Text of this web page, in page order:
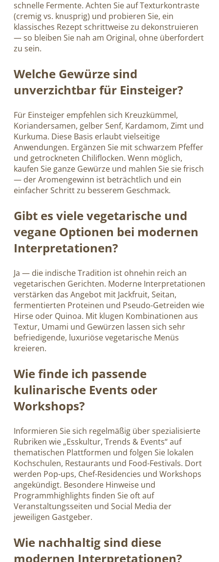
schnelle Fermente. Achten Sie auf Texturkontraste
(cremig vs. knusprig) und probieren Sie, ein
klassisches Rezept schrittweise zu dekonstruieren
— so bleiben Sie nah am Original, ohne überfordert
zu sein.
Welche Gewürze sind
unverzichtbar für Einsteiger?
Für Einsteiger empfehlen sich Kreuzkümmel,
Koriandersamen, gelber Senf, Kardamom, Zimt und
Kurkuma. Diese Basis erlaubt vielseitige
Anwendungen. Ergänzen Sie mit schwarzem Pfeffer
und getrockneten Chiliflocken. Wenn möglich,
kaufen Sie ganze Gewürze und mahlen Sie sie frisch
— der Aromengewinn ist beträchtlich und ein
einfacher Schritt zu besserem Geschmack.
Gibt es viele vegetarische und
vegane Optionen bei modernen
Interpretationen?
Ja — die indische Tradition ist ohnehin reich an
vegetarischen Gerichten. Moderne Interpretationen
verstärken das Angebot mit Jackfruit, Seitan,
fermentierten Proteinen und Pseudo-Getreiden wie
Hirse oder Quinoa. Mit klugen Kombinationen aus
Textur, Umami und Gewürzen lassen sich sehr
befriedigende, luxuriöse vegetarische Menüs
kreieren.
Wie finde ich passende
kulinarische Events oder
Workshops?
Informieren Sie sich regelmäßig über spezialisierte
Rubriken wie „Esskultur, Trends & Events“ auf
thematischen Plattformen und folgen Sie lokalen
Kochschulen, Restaurants und Food-Festivals. Dort
werden Pop-ups, Chef-Residencies und Workshops
angekündigt. Besondere Hinweise und
Programmhighlights finden Sie oft auf
Veranstaltungsseiten und Social Media der
jeweiligen Gastgeber.
Wie nachhaltig sind diese
modernen Interpretationen?